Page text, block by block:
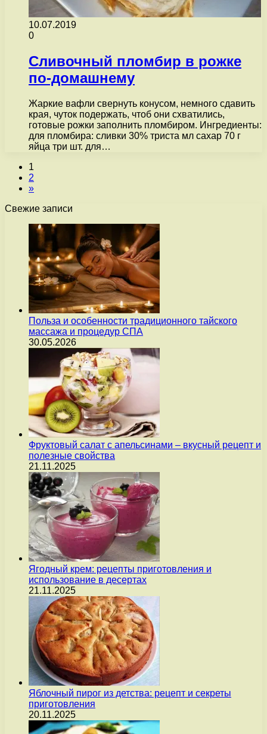
10.07.2019
0
Сливочный пломбир в рожке
по-домашнему
Жаркие вафли свернуть конусом, немного сдавить
края, чуток подержать, чтоб они схватились,
готовые рожки заполнить пломбиром. Ингредиенты:
для пломбира: сливки 30% триста мл сахар 70 г
яйца три шт. для…
1
2
»
Свежие записи
Польза и особенности традиционного тайского
массажа и процедур СПА
30.05.2026
Фруктовый салат с апельсинами – вкусный рецепт и
полезные свойства
21.11.2025
Ягодный крем: рецепты приготовления и
использование в десертах
21.11.2025
Яблочный пирог из детства: рецепт и секреты
приготовления
20.11.2025